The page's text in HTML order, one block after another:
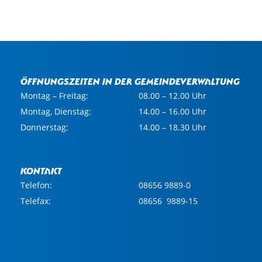
Öffnungszeiten in der Gemeindeverwaltung
Montag – Freitag:
08.00 – 12.00 Uhr
Montag, Dienstag:
14.00 – 16.00 Uhr
Donnerstag:
14.00 – 18.30 Uhr
Kontakt
Telefon:
08656 9889-0
Telefax:
08656 9889-15